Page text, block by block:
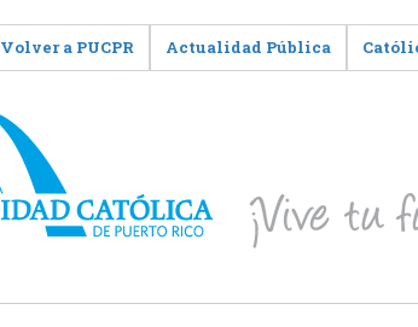
Volver a PUCPR Actualidad Pública